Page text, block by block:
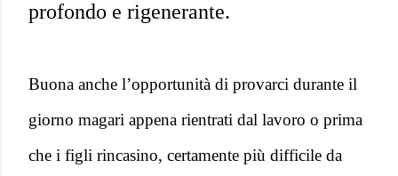
profondo e rigenerante.
Buona anche l’opportunità di provarci durante il
giorno magari appena rientrati dal lavoro o prima
che i figli rincasino, certamente più difficile da